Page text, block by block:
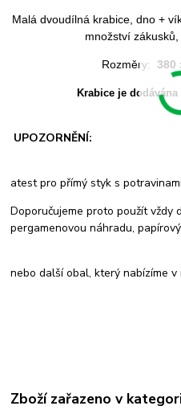
Malá dvoudílná krabice, dno +
množství
Rozměry:380
Krabice je
UPOZORNĚNÍ:
Tento
atest pro přímý styk s
Doporučujeme proto použít vždy
pergamenovou náhradu,
dortovou
nebo další obal, který nabízíme v
Zboží zařazeno v